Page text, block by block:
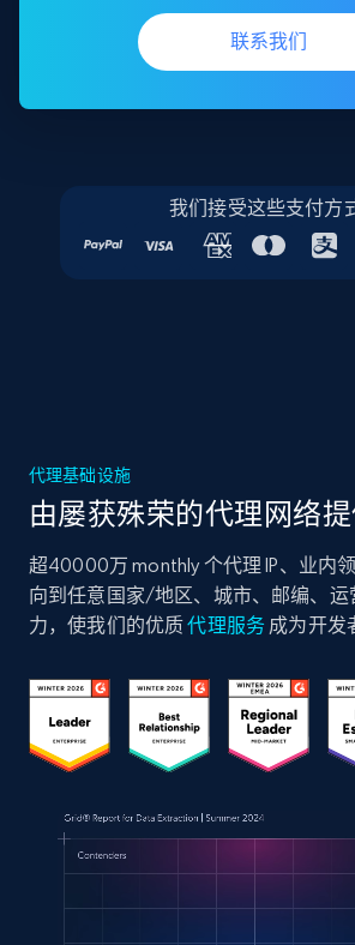
联系我们
我们接受这些支付方
代理基础设施
由屡获殊荣的代理网络
超40000万 monthly 个代理 IP、业内
向到任意国家/地区、城市、邮编、运
力，使我们的优质代理服务 成为开发